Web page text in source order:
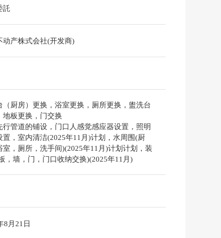
託
动产株式会社(开发商)
（厨房）更换，浴室更换，厕所更换，盥洗台
地板更换，门交换
行管道的铺设，门口人感觉感应器设置，照明
置，室内清洁(2025年11月)计划，水周围(厨
室，厕所，洗手间)(2025年11月)计划计划，装
，墙，门，门口收纳交换)(2025年11月)
8月21日